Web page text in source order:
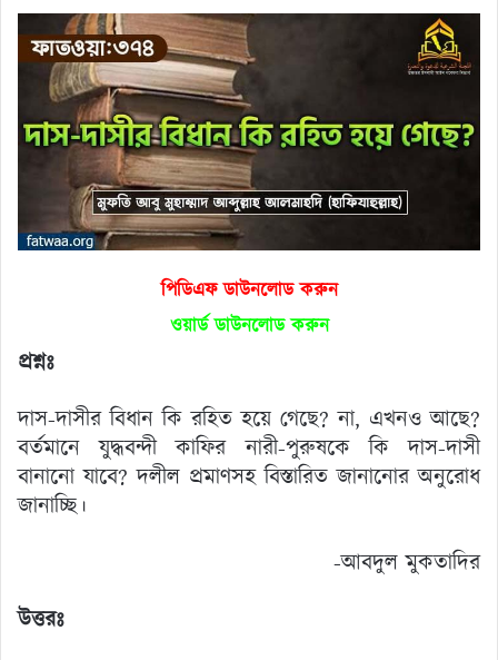
পিডিএফ ডাউনলোড করুন
ওয়ার্ড ডাউনলোড করুন
প্রশ্নঃ
দাস-দাসীর বিধান কি রহিত হয়ে গেছে? না, এখনও আছে?
বর্তমানে যুদ্ধবন্দী কাফির নারী-পুরুষকে কি দাস-দাসী
বানানো যাবে? দলীল প্রমাণসহ বিস্তারিত জানানোর অনুরোধ
জানাচ্ছি।
-আবদুল মুকতাদির
উত্তরঃ